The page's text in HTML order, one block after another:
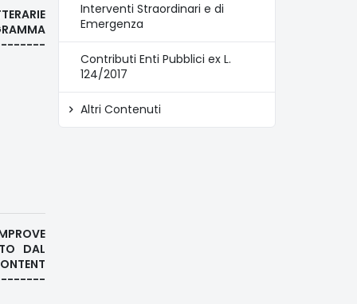
DAL
Interventi Straordinari e di
Emergenza
Contributi Enti Pubblici ex L.
124/2017
Altri Contenuti